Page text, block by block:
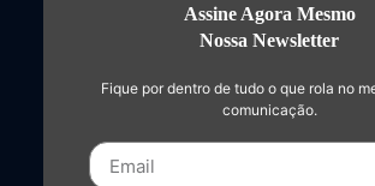
Assine Agora Mesmo
Nossa Newsletter
Fique por dentro de tudo o que rola no
comunicação.